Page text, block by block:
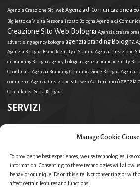
Manage Cookie
To provide the best experiences, we use technologies like
information. Consenting to these technologies will allow us
behavior or unique IDs on this site. Not consenting or
affect certain features and functions.
Agenzia Creazione Siti webAgenzia di Comunicazione a
Biglietto da Visita Personalizzato BolognaAgenzia di
Creazione Sito Web Bologna Agenzia creare
advertising agency bologna agenzia branding Bologna
Agenzia Bologna Brand Identity e StampaAgenzia creazione
di branding Bolognaagency bolognaagenzia brand identity
CoordinataAgenzia Branding Comunicazione BolognaAgenzia
commerce Agenzia Creazione sito web AgriturismoAgenzia
Consulenza Seo a Bologna
SERVIZI
Agenzia Creazione Sito Web Bologna
per creare Sito web e-commerceAgenzia Consulenza Seo a
Coordinata Agenzia di Comunicazione a Bologna Brand
Bologna Agenzia Branding Comunicazione Bologna Agenzia
Bolognaagency bologna Agenzia Creazione sito web Agriturismo